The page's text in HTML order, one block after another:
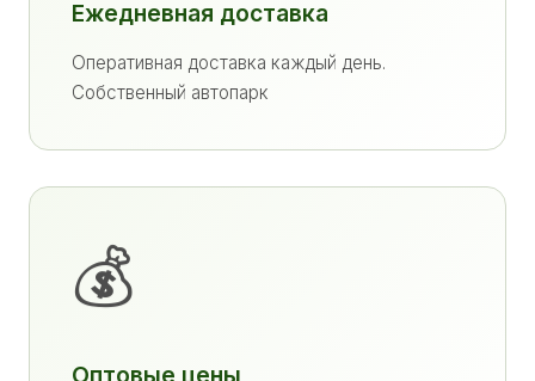
Ежедневная доставка
Оперативная доставка каждый день.
Собственный автопарк
💰
Оптовые цены